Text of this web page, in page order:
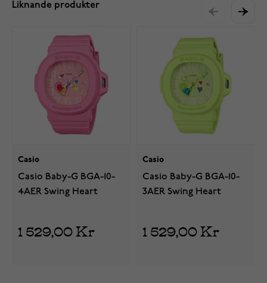
Liknande produkter
Casio
Casio Baby-G BGA-10-
4AER Swing Heart
1 529,00 Kr
Casio
Casio Baby-G BGA-10-
3AER Swing Heart
1 529,00 Kr